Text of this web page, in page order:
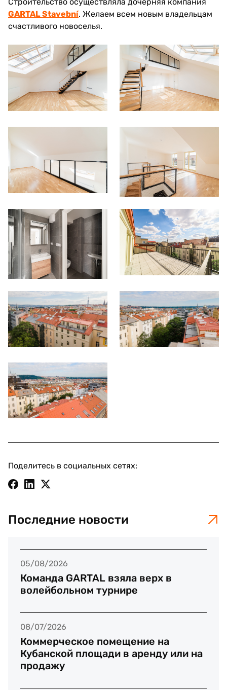
GARTAL Stavební. Желаем всем новым владельцам
счастливого новоселья.
Поделитесь в социальных сетях:
Последние новости
05/08/2026
Команда GARTAL взяла верх в
волейбольном турнире
08/07/2026
Коммерческое помещение на
Кубанской площади в аренду или на
продажу